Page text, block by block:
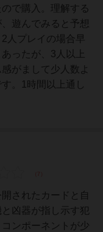
で購入。理解する
遊んでみると予想
人プレイの場合早
ったが、3人以上
がまして少人数よ
。1時間以上通し
されたカードと自
凶器が指し示す犯
ンポーネントが少